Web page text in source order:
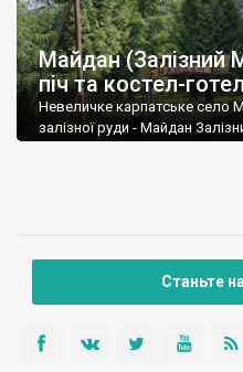
Майдан (Залізний
піч та костел-
Невеличке карпатське село
залізної руди - Майдан
Станьте